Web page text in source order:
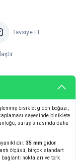
Tavsiye Et
bisiklet gidon boğazı,
sayesinde bisiklete
sürüş sırasında daha
35 mm gidon
ölçüsü, birçok standart
noktaları ve tork